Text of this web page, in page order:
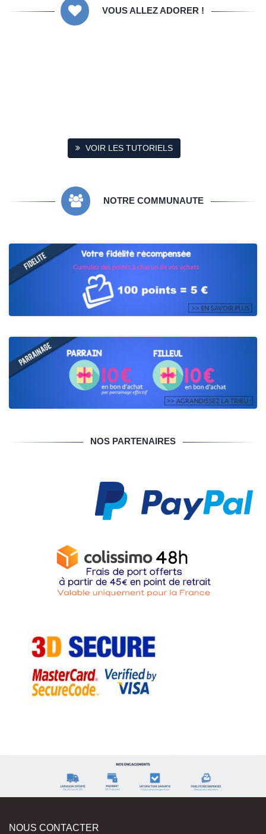
VOUS ALLEZ ADORER !
VOIR LES TUTORIELS
NOTRE COMMUNAUTE
NOS PARTENAIRES
NOUS CONTACTER